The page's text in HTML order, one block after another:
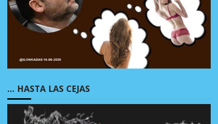
… HASTA LAS CEJAS